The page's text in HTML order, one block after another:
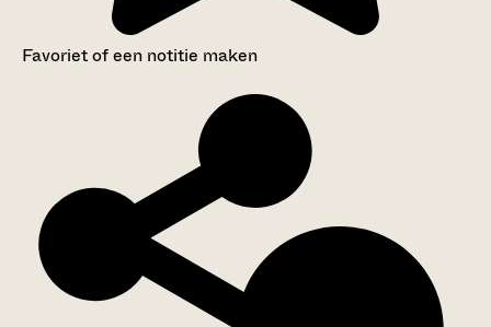
Favoriet of een notitie maken